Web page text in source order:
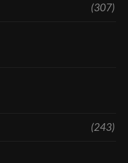
(307)
(243)